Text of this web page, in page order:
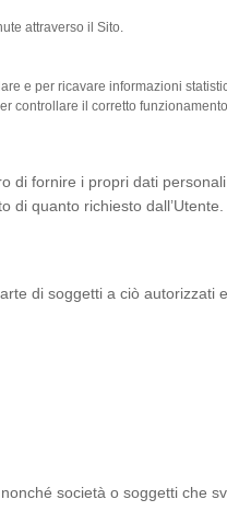
attraverso il Sito.
e per ricavare informazioni
controllare il corretto
di fornire i propri dati
quanto richiesto dall’Utente.
di soggetti a ciò autorizzati
società o soggetti che